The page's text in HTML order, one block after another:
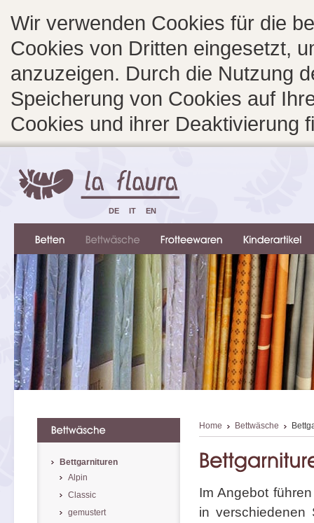
Wir verwenden Cookies für die
Cookies von Dritten eingesetzt,
anzuzeigen. Durch die Nutzung
Speicherung von Cookies auf
Cookies und ihrer Deaktivierung
Home Bettwäsche
Im Angebot
in verschiedenen
Bettgarnituren
Alpin
Classic
gemustert
DE IT EN